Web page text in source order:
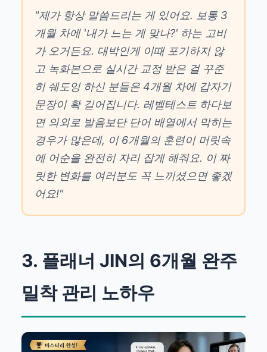
"제가 항상 말씀드리는 게 있어요. 보통 3
개월 차에 '내가 느는 게 맞나?' 하는 고비
가 오거든요. 대박인게 이때 포기하지 않
고 녹화본으로 실시간 교정 받은 걸 꾸준
히 쉐도잉 하신 분들은 4개월 차에 갑자기
문장이 확 길어집니다. 레벨테스트 하다보
면 의외로 발음보단 단어 배열에서 막히는
경우가 많은데, 이 6개월의 훈련이 머릿속
에 어순을 완전히 자리 잡게 해줘요. 이 짜
릿한 변화를 여러분도 꼭 느끼셨으면 좋겠
어요!"
3. 플래너 JIN의 6개월 완주
밀착 관리 노하우